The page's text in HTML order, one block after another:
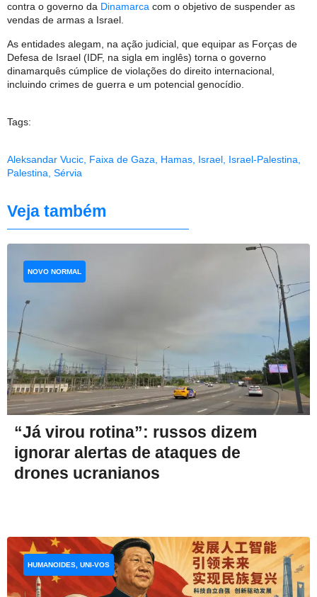
contra o governo da Dinamarca com o objetivo de suspender as
vendas de armas a Israel.
As entidades alegam, na ação judicial, que equipar as Forças de
Defesa de Israel (IDF, na sigla em inglês) torna o governo
dinamarquês cúmplice de violações do direito internacional,
incluindo crimes de guerra e um potencial genocídio.
Tags:
Aleksandar Vucic, Faixa de Gaza, Hamas, Israel, Israel-Palestina,
Palestina, Sérvia
Veja também
“Já virou rotina”: russos dizem
ignorar alertas de ataques de
drones ucranianos
NOVO NORMAL
HUMANOIDES, UNI-VOS